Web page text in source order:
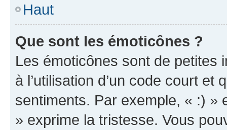
Haut
Que sont les émoticônes ?
Les émoticônes sont de petites
à l’utilisation d’un code court et
sentiments. Par exemple, « :) »
» exprime la tristesse. Vous